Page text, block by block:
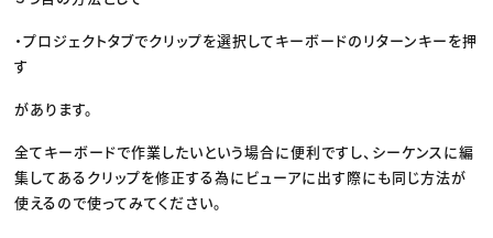
・プロジェクトタブでクリップを選択してキーボードのリターンキーを押
す
があります。
全てキーボードで作業したいという場合に便利ですし、シーケンスに編
集してあるクリップを修正する為にビューアに出す際にも同じ方法が
使えるので使ってみてください。